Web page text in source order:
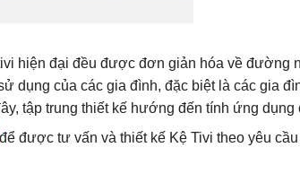
hiện đại đều được đơn giản hóa về đường
dụng của các gia đình, đặc biệt là các gia
tập trung thiết kế hướng đến tính ứng dụng
để được tư vấn và thiết kế Kệ Tivi theo yêu